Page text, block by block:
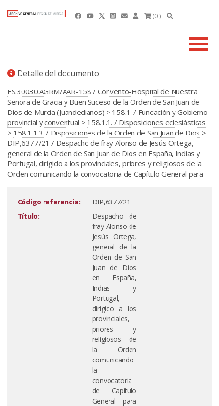
(0 )
Detalle del documento
ES.30030.AGRM/AAR-158 / Convento-Hospital de Nuestra
Señora de Gracia y Buen Suceso de la Orden de San Juan de
Dios de Murcia (Juandedianos) > 158.1. / Fundación y Gobierno
provincial y conventual > 158.1.1. / Disposiciones eclesiásticas
> 158.1.1.3. / Disposiciones de la Orden de San Juan de Dios >
DIP,6377/21 / Despacho de fray Alonso de Jesús Ortega,
general de la Orden de San Juan de Dios en España, Indias y
Portugal, dirigido a los provinciales, priores y religiosos de la
Orden comunicando la convocatoria de Capítulo General para
Código referencia:
DIP,6377/21
Título:
Despacho de
fray Alonso de
Jesús Ortega,
general de la
Orden de San
Juan de Dios
en España,
Indias y
Portugal,
dirigido a los
provinciales,
priores y
religiosos de
la Orden
comunicando
la
convocatoria
de Capítulo
General para